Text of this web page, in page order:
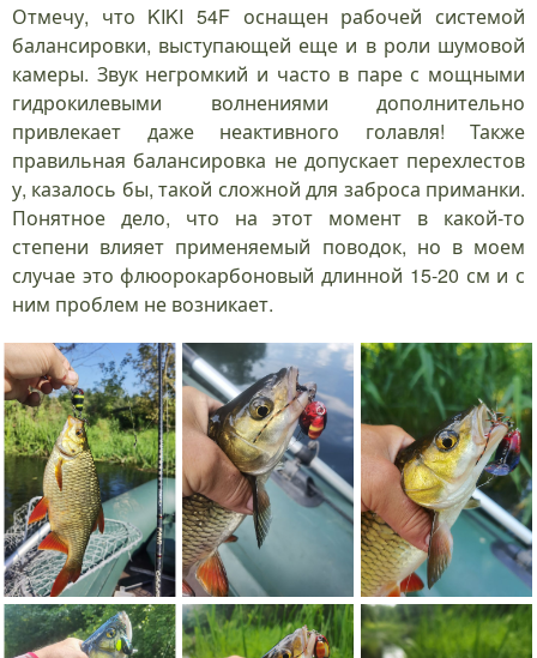
Отмечу, что KIKI 54F оснащен рабочей системой
балансировки, выступающей еще и в роли шумовой
камеры. Звук негромкий и часто в паре с мощными
гидрокилевыми волнениями дополнительно
привлекает даже неактивного голавля! Также
правильная балансировка не допускает перехлестов
у, казалось бы, такой сложной для заброса приманки.
Понятное дело, что на этот момент в какой-то
степени влияет применяемый поводок, но в моем
случае это флюорокарбоновый длинной 15-20 см и с
ним проблем не возникает.